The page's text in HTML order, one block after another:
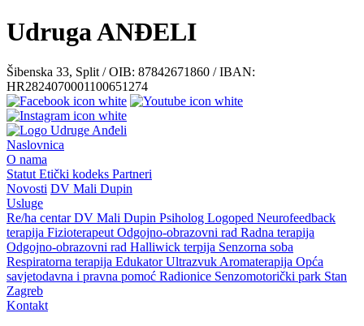
Udruga ANĐELI
Šibenska 33, Split / OIB: 87842671860 / IBAN:
HR2824070001100651274
Naslovnica
O nama
Statut Etički kodeks Partneri
Novosti DV Mali Dupin
Usluge
Re/ha centarDV Mali Dupin Psiholog Logoped Neurofeedback
terapija Fizioterapeut Odgojno-obrazovni rad Radna terapija
Odgojno-obrazovni rad Halliwick terpija Senzorna soba
Respiratorna terapija EdukatorUltrazvuk Aromaterapija Opća
savjetodavna i pravna pomoć Radionice Senzomotorički park Stan
Zagreb
Kontakt